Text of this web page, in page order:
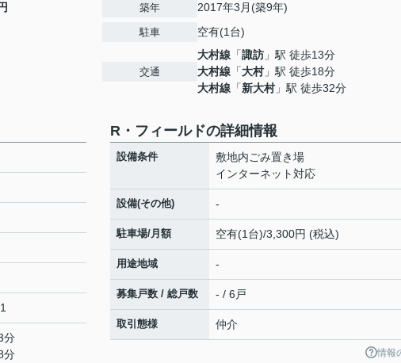
築年 2017年3月(築9年)
駐車 空有(1台)
交通
大村線 「諏訪 」駅 徒歩13分
大村線 「大村」駅 徒歩18分
大村線 「新大村」駅 徒歩32分
分
分
R・フィールドの詳細情報
設備条件
敷地内ごみ置き場
インターネット対応
設備(その他) -
駐車場/月額 空有(1台)/3,300円 (税込)
用途地域 -
募集戸数 / 総戸数 - / 6戸
取引態様 仲介
情報